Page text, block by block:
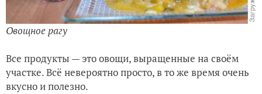
Овощное рагу
Все продукты — это овощи, выращенные на своём
участке. Всё невероятно просто, в то же время очень
вкусно и полезно.